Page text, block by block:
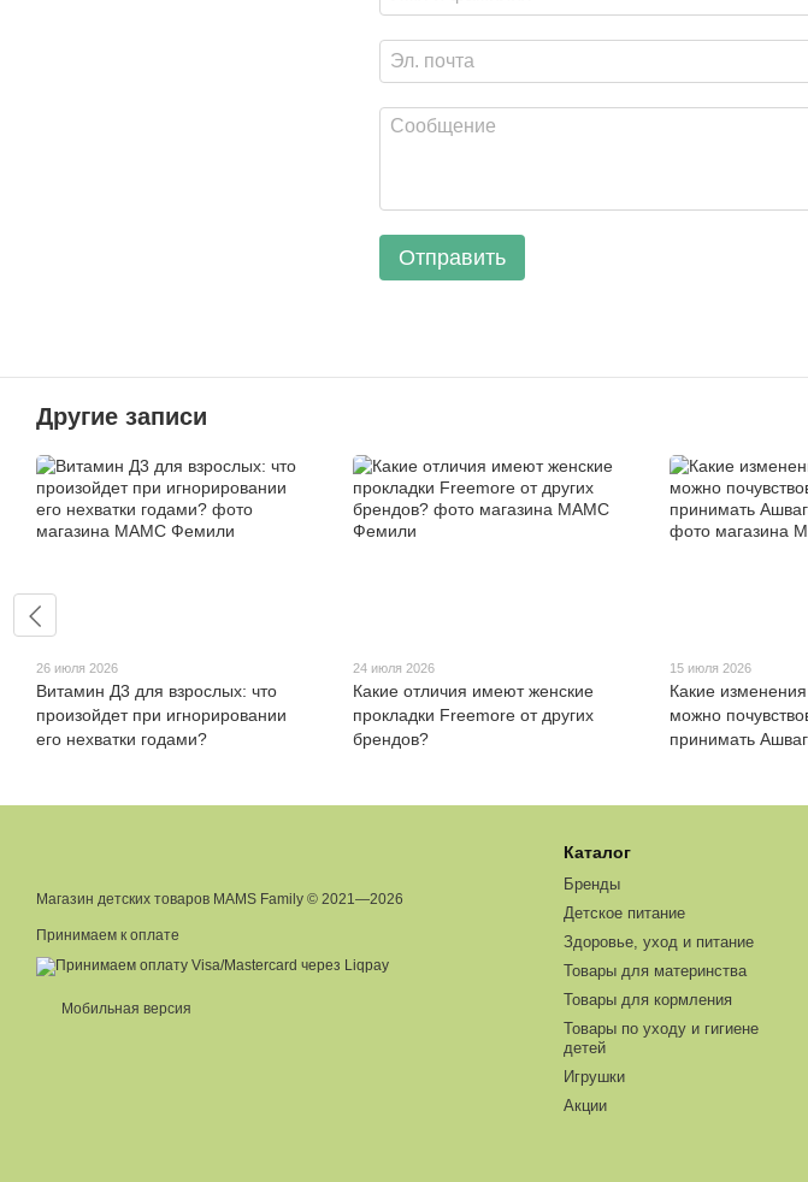
Отправить
Другие записи
26 июля 2026
Витамин Д3 для взрослых: что
произойдет при игнорировании
его нехватки годами?
24 июля 2026
Какие отличия имеют женские
прокладки Freemore от других
брендов?
15 июля 2026
Какие
можно
принимать
Магазин детских товаров MAMS Family © 2021—2026
Принимаем к оплате
Мобильная версия
Каталог
Бренды
Детское питание
Здоровье, уход и питание
Товары для материнства
Товары для кормления
Товары по уходу и гигиене
детей
Игрушки
Акции